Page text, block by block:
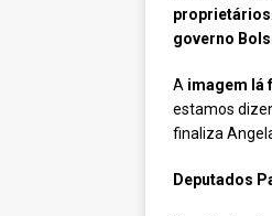
proprietários
governo
A imagem lá
estamos
finaliza
Deputados